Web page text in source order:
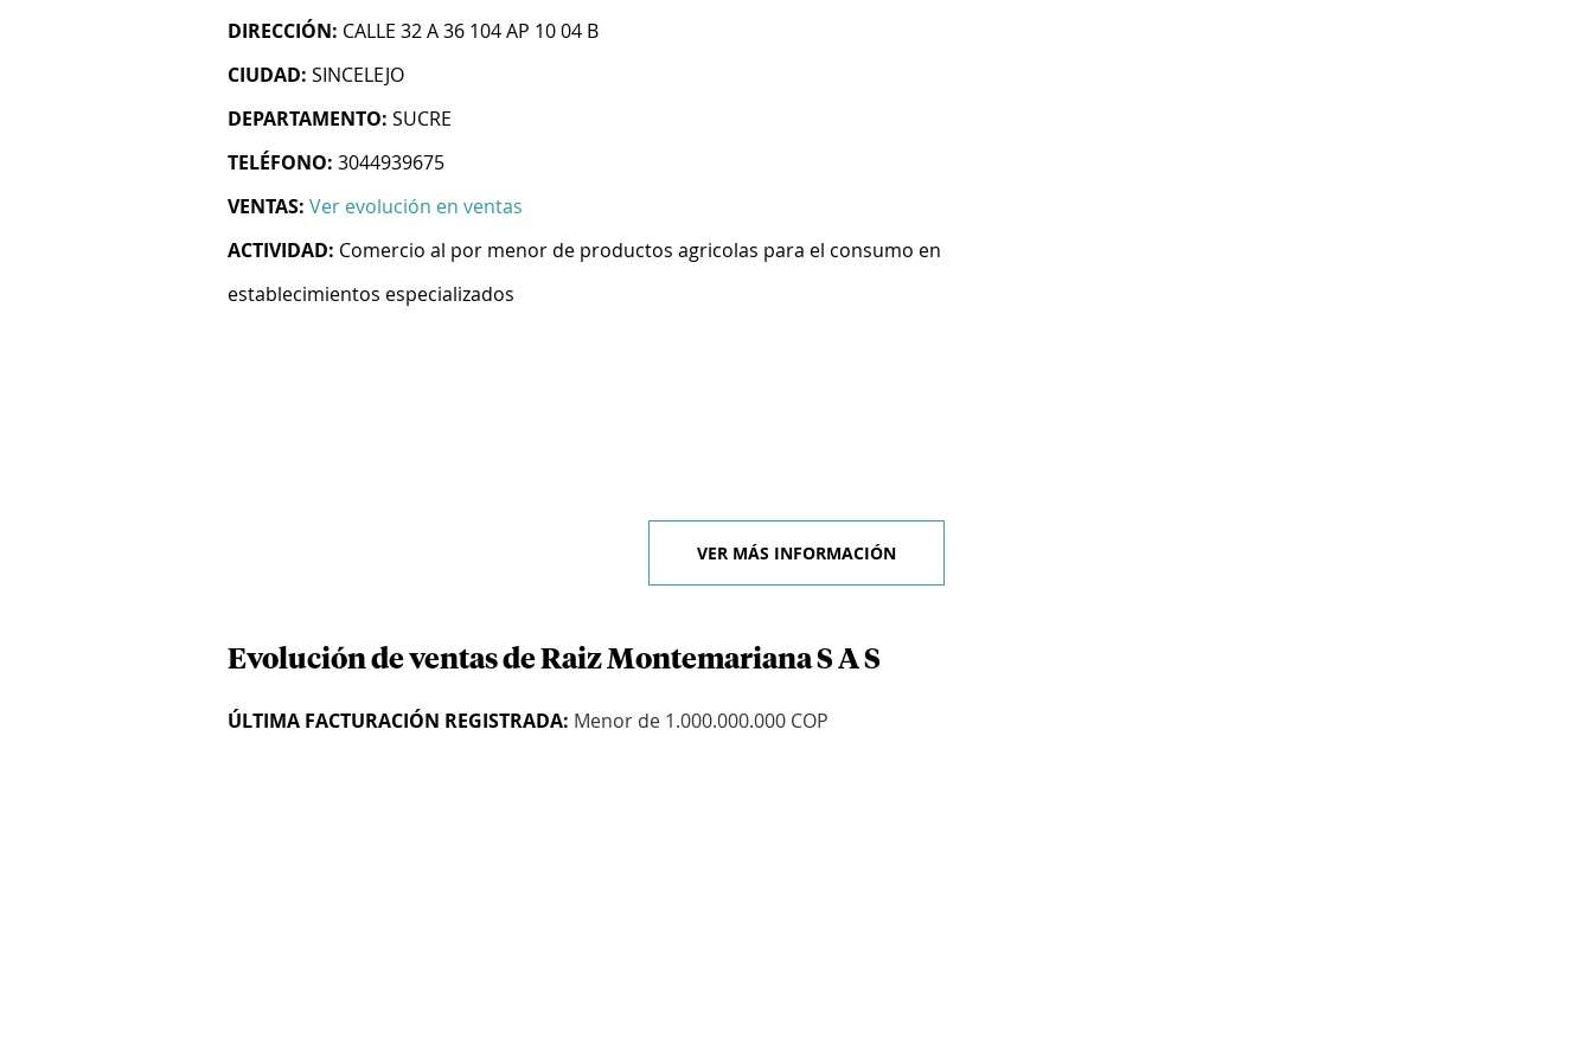
DIRECCIÓN: CALLE 32 A 36 104 AP 10 04 B
CIUDAD: SINCELEJO
DEPARTAMENTO: SUCRE
TELÉFONO: 3044939675
VENTAS: Ver evolución en ventas
ACTIVIDAD: Comercio al por menor de productos agricolas para el consumo en
establecimientos especializados
VER MÁS INFORMACIÓN
Evolución de ventas de Raiz Montemariana S A S
ÚLTIMA FACTURACIÓN REGISTRADA: Menor de 1.000.000.000 COP